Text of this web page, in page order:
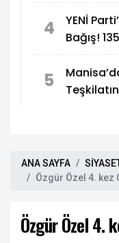
4
YENİ
Bağış!
5
ANA SAYFA
Özgür Özel 4. kez
Özgür Özel 4.